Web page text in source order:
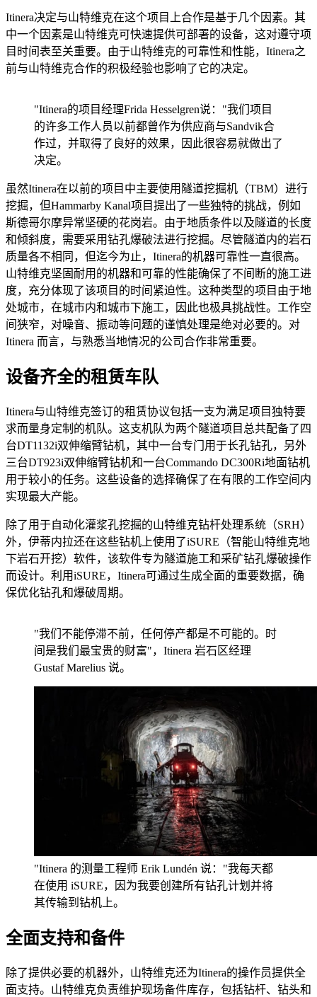
Itinera决定与山特维克在这个项目上合作是基于几个因素。其
中一个因素是山特维克可快速提供可部署的设备，这对遵守项
目时间表至关重要。由于山特维克的可靠性和性能，Itinera之
前与山特维克合作的积极经验也影响了它的决定。
"Itinera的项目经理Frida Hesselgren说："我们项目
的许多工作人员以前都曾作为供应商与Sandvik合
作过，并取得了良好的效果，因此很容易就做出了
决定。
虽然Itinera在以前的项目中主要使用隧道挖掘机（TBM）进行
挖掘，但Hammarby Kanal项目提出了一些独特的挑战，例如
斯德哥尔摩异常坚硬的花岗岩。由于地质条件以及隧道的长度
和倾斜度，需要采用钻孔爆破法进行挖掘。尽管隧道内的岩石
质量各不相同，但迄今为止，Itinera的机器可靠性一直很高。
山特维克坚固耐用的机器和可靠的性能确保了不间断的施工进
度，充分体现了该项目的时间紧迫性。这种类型的项目由于地
处城市，在城市内和城市下施工，因此也极具挑战性。工作空
间狭窄，对噪音、振动等问题的谨慎处理是绝对必要的。对
Itinera 而言，与熟悉当地情况的公司合作非常重要。
设备齐全的租赁车队
Itinera与山特维克签订的租赁协议包括一支为满足项目独特要
求而量身定制的机队。这支机队为两个隧道项目总共配备了四
台DT1132i双伸缩臂钻机，其中一台专门用于长孔钻孔，另外
三台DT923i双伸缩臂钻机和一台Commando DC300Ri地面钻机
用于较小的任务。这些设备的选择确保了在有限的工作空间内
实现最大产能。
除了用于自动化灌浆孔挖掘的山特维克钻杆处理系统（SRH）
外，伊蒂内拉还在这些钻机上使用了iSURE（智能山特维克地
下岩石开挖）软件，该软件专为隧道施工和采矿钻孔爆破操作
而设计。利用iSURE，Itinera可通过生成全面的重要数据，确
保优化钻孔和爆破周期。
"我们不能停滞不前，任何停产都是不可能的。时
间是我们最宝贵的财富"，Itinera 岩石区经理
Gustaf Marelius 说。
"Itinera 的测量工程师 Erik Lundén 说："我每天都
在使用 iSURE，因为我要创建所有钻孔计划并将
其传输到钻机上。
全面支持和备件
除了提供必要的机器外，山特维克还为Itinera的操作员提供全
面支持。山特维克负责维护现场备件库存，包括钻杆、钻头和